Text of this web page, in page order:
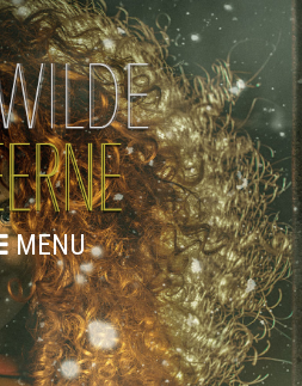
MENU
ERIK